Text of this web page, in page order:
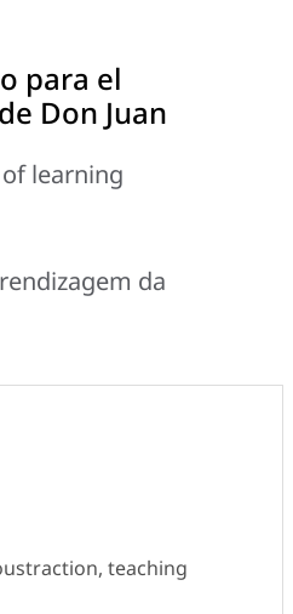
para el
Don Juan
learning
da
teaching